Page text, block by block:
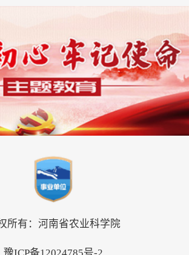
所有：河南省农业科学院